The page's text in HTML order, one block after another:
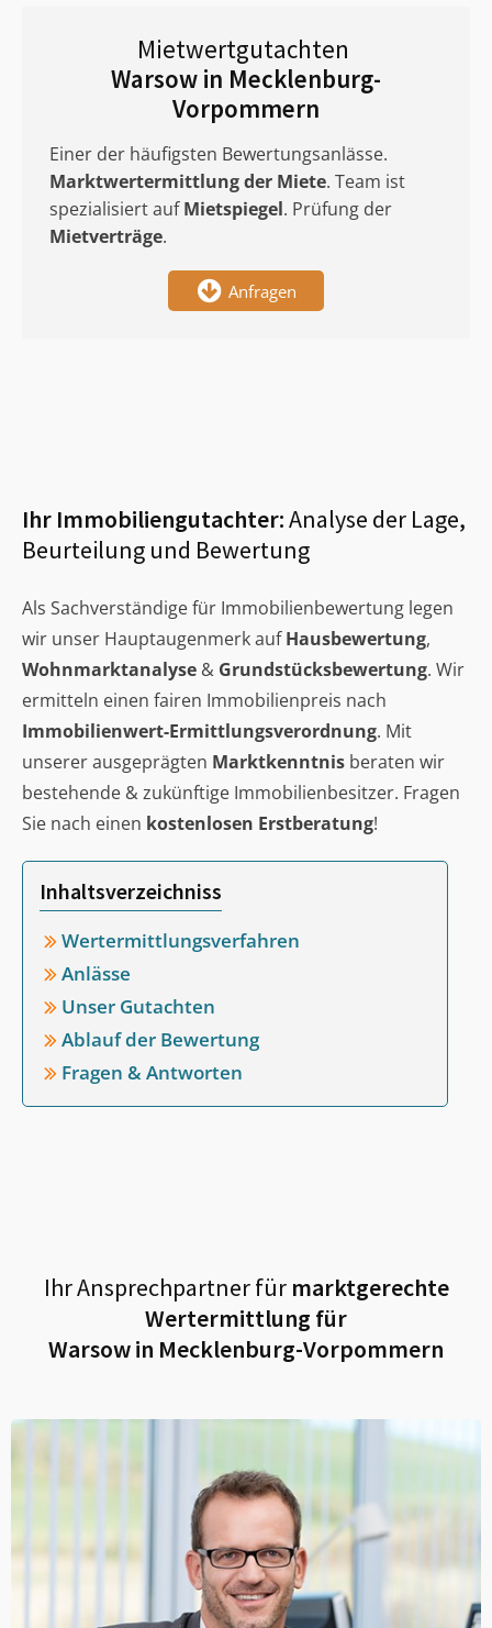
Mietwertgutachten
Warsow in Mecklenburg-
Vorpommern
Einer der häufigsten Bewertungsanlässe.
Marktwertermittlungder Miete. Team ist
spezialisiert aufMietspiegel. Prüfung der
Mietverträge.
Anfragen
Ihr Immobiliengutachter:Analyse der Lage,
Beurteilung und Bewertung
Als Sachverständige für Immobilienbewertung legen
wir unser Hauptaugenmerk aufHausbewertung,
Wohnmarktanalyse & Grundstücksbewertung. Wir
ermitteln einen fairen Immobilienpreis nach
Immobilienwert-Ermittlungsverordnung. Mit
unserer ausgeprägten Marktkenntnis beraten wir
bestehende & zukünftige Immobilienbesitzer. Fragen
Sie nach einen kostenlosen Erstberatung!
Inhaltsverzeichniss
Wertermittlungsverfahren
Anlässe
Unser Gutachten
Ablauf der Bewertung
Fragen & Antworten
Ihr Ansprechpartner fürmarktgerechte
Wertermittlung für
Warsow in Mecklenburg-Vorpommern